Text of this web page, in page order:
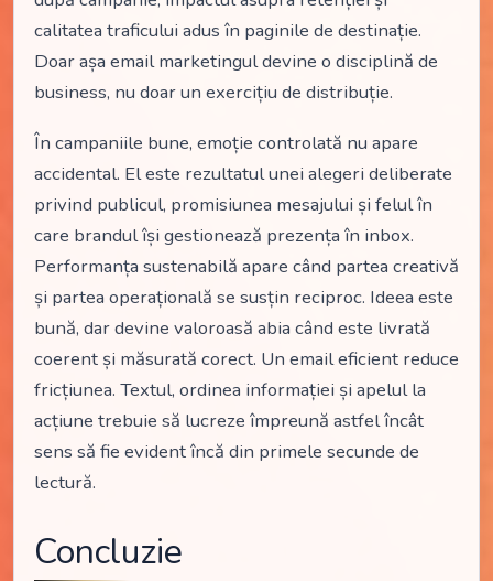
calitatea traficului adus în paginile de destinație.
Doar așa email marketingul devine o disciplină de
business, nu doar un exercițiu de distribuție.
În campaniile bune, emoție controlată nu apare
accidental. El este rezultatul unei alegeri deliberate
privind publicul, promisiunea mesajului și felul în
care brandul își gestionează prezența în inbox.
Performanța sustenabilă apare când partea creativă
și partea operațională se susțin reciproc. Ideea este
bună, dar devine valoroasă abia când este livrată
coerent și măsurată corect. Un email eficient reduce
fricțiunea. Textul, ordinea informației și apelul la
acțiune trebuie să lucreze împreună astfel încât
sens să fie evident încă din primele secunde de
lectură.
Concluzie